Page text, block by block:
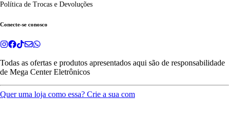
Política de Trocas e Devoluções
Conecte-se conosco
Todas as ofertas e produtos apresentados aqui são de responsabilidade
de Mega Center Eletrônicos
Quer uma loja como essa? Crie a sua com